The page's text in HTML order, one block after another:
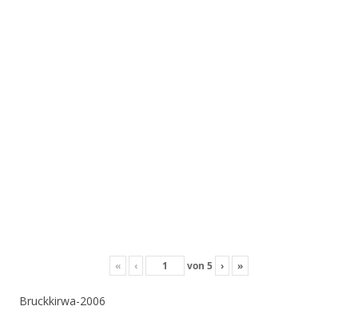
« ‹ von 5 › »
Bruckkirwa-2006